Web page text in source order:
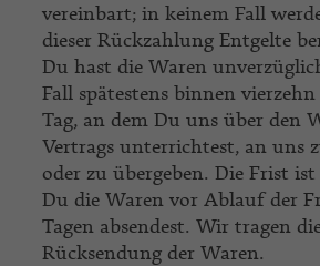
vereinbart; in keinem Fall
dieser Rückzahlung Entgelte
Du hast die Waren
Fall spätestens binnen vierzehn
Tag, an dem Du uns über den
Vertrags unterrichtest, an uns
oder zu übergeben. Die Frist
Du die Waren vor Ablauf der
Tagen absendest. Wir tragen
Rücksendung der Waren.